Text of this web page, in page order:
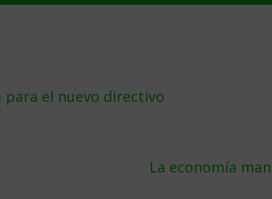
para el nuevo directivo
La economí­a